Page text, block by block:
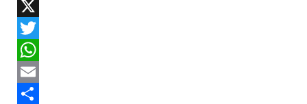
a
c
e
b
o
V
K
X
T
w
W
hE